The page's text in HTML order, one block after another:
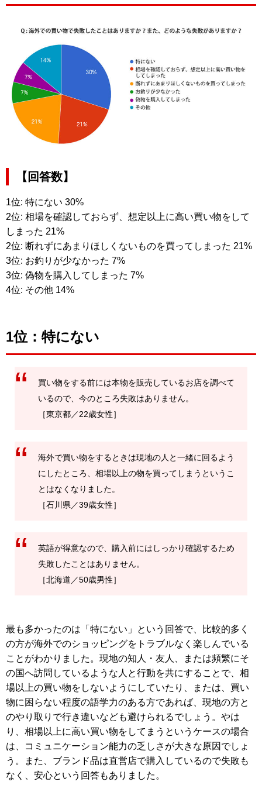
【回答数】
1位: 特にない 30%
2位: 相場を確認しておらず、想定以上に高い買い物をして
しまった 21%
2位: 断れずにあまりほしくないものを買ってしまった 21%
3位: お釣りが少なかった 7%
3位: 偽物を購入してしまった 7%
4位: その他 14%
1位：特にない
買い物をする前には本物を販売しているお店を調べて
いるので、今のところ失敗はありません。
［東京都／22歳女性］
海外で買い物をするときは現地の人と一緒に回るよう
にしたところ、相場以上の物を買ってしまうというこ
とはなくなりました。
［石川県／39歳女性］
英語が得意なので、購入前にはしっかり確認するため
失敗したことはありません。
［北海道／50歳男性］
最も多かったのは「特にない」という回答で、比較的多く
の方が海外でのショッピングをトラブルなく楽しんでいる
ことがわかりました。現地の知人・友人、または頻繁にそ
の国へ訪問しているような人と行動を共にすることで、相
場以上の買い物をしないようにしていたり、または、買い
物に困らない程度の語学力のある方であれば、現地の方と
のやり取りで行き違いなども避けられるでしょう。やは
り、相場以上に高い買い物をしてまうというケースの場合
は、コミュニケーション能力の乏しさが大きな原因でしょ
う。また、ブランド品は直営店で購入しているので失敗も
なく、安心という回答もありました。